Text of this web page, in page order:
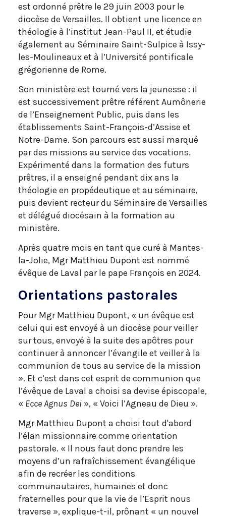
est ordonné prêtre le 29 juin 2003 pour le
diocèse de Versailles. Il obtient une licence en
théologie à l’institut Jean-Paul II, et étudie
également au Séminaire Saint-Sulpice à Issy-
les-Moulineaux et à l’Université pontificale
grégorienne de Rome.
Son ministère est tourné vers la jeunesse : il
est successivement prêtre référent Aumônerie
de l’Enseignement Public, puis dans les
établissements Saint-François-d’Assise et
Notre-Dame. Son parcours est aussi marqué
par des missions au service des vocations.
Expérimenté dans la formation des futurs
prêtres, il a enseigné pendant dix ans la
théologie en propédeutique et au séminaire,
puis devient recteur du Séminaire de Versailles
et délégué diocésain à la formation au
ministère.
Après quatre mois en tant que curé à Mantes-
la-Jolie, Mgr Matthieu Dupont est nommé
évêque de Laval par le pape François en 2024.
Orientations pastorales
Pour Mgr Matthieu Dupont, « un évêque est
celui qui est envoyé à un diocèse pour veiller
sur tous, envoyé à la suite des apôtres pour
continuer à annoncer l’évangile et veiller à la
communion de tous au service de la mission
». Et c’est dans cet esprit de communion que
l’évêque de Laval a choisi sa devise épiscopale,
« Ecce Agnus Dei », « Voici l’Agneau de Dieu ».
Mgr Matthieu Dupont a choisi tout d'abord
l’élan missionnaire comme orientation
pastorale. « Il nous faut donc prendre les
moyens d’un rafraîchissement évangélique
afin de recréer les conditions
communautaires, humaines et donc
fraternelles pour que la vie de l’Esprit nous
traverse », explique-t-il, prônant « un nouvel